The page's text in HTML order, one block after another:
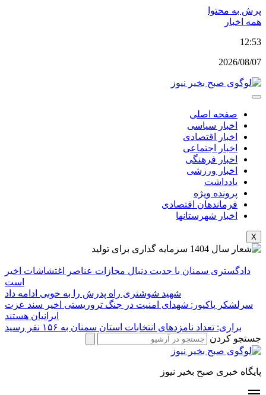
پرش به محتوا
همه اخبار
12:53
2026/08/07
صفحه اصلی
اخبار سیاسی
اخبار اقتصادی
اخبار اجتماعی
اخبار فرهنگی
اخبار ورزشی
یادداشت
پرونده ویژه
فرماندهان اقتصادی
اخبار شهرستانها
X
دادگستری سمنان با جدیت دنبال مجازات عناصر اغتشاشات اخیر
است
شهید شوشتری راه پدرش را به خوبی ادامه داد
سرلشکر پاکپور: شهدای امنیت در جنگ تروریستی اخیر سند عزت
ایرانیان هستند
براری: تعداد نامزدهای انتخابات استان سمنان به ۱۵۶ نفر رسید
جستجو کردن
پایگاه خبری صبح بخیر نیوز